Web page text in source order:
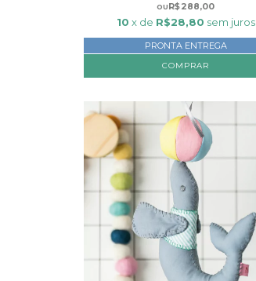
R$288,00
10 x de R$28,80 sem juros
PRONTA ENTREGA
COMPRAR